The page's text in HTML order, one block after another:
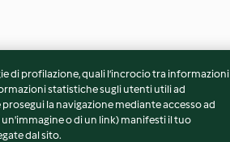
di profilazione, quali l’incrocio tra informazioni
statistiche sugli utenti utili ad
la navigazione mediante accesso ad
o di un link) manifesti il tuo
dal sito.